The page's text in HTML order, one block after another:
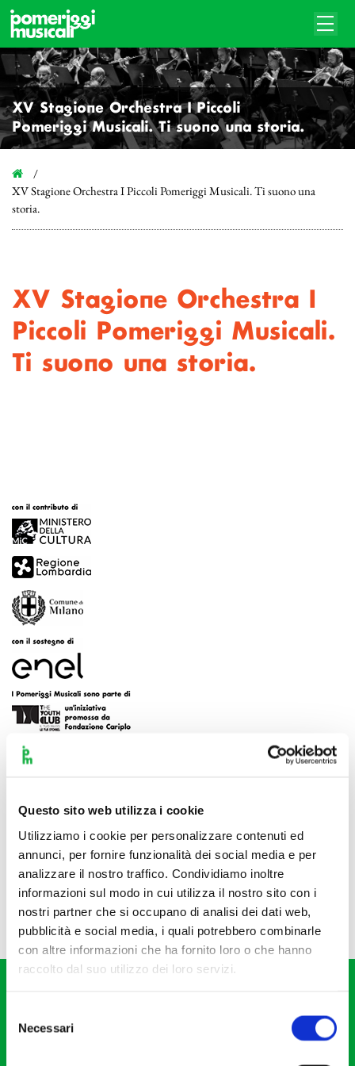
Questo sito web utilizza i cookie
Utilizziamo i cookie per personalizzare contenuti ed
annunci, per fornire funzionalità dei social media e per
analizzare il nostro traffico. Condividiamo inoltre
informazioni sul modo in cui utilizza il nostro sito con i
nostri partner che si occupano di analisi dei dati web,
pubblicità e social media, i quali potrebbero combinarle
con altre informazioni che ha fornito loro o che hanno
raccolto dal suo utilizzo dei loro servizi.
delNecessari
XV Stagione Orchestra I Piccoli
Pomeriggi Musicali. Ti suono una storia.
XV Stagione Orchestra I Piccoli Pomeriggi Musicali. Ti suono una
storia.
XV Stagione Orchestra I
Piccoli Pomeriggi Musicali.
Ti suono una storia.